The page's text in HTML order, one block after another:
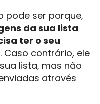
pode ser porque,
da sua lista
ter o seu
. Caso contrário, ele
lista, mas não
através